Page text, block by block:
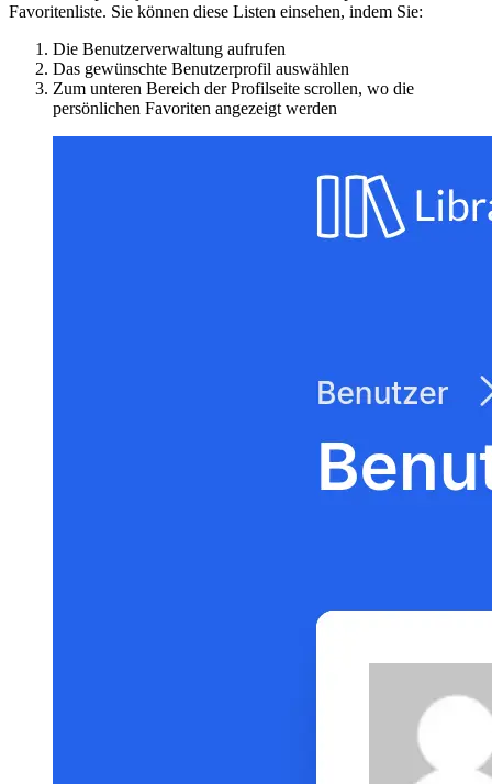
Favoritenliste. Sie können diese Listen einsehen, indem Sie:
Die Benutzerverwaltung aufrufen
Das gewünschte Benutzerprofil auswählen
Zum unteren Bereich der Profilseite scrollen, wo die
persönlichen Favoriten angezeigt werden